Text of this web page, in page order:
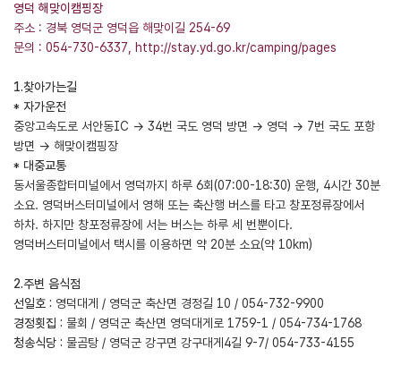
영덕 해맞이캠핑장
주소 : 경북 영덕군 영덕읍 해맞이길 254-69
문의 : 054-730-6337,
http://stay.yd.go.kr/camping/pages
1.찾아가는길
* 자가운전
중앙고속도로 서안동IC → 34번 국도 영덕 방면 → 영덕 → 7번 국도 포항
방면 → 해맞이캠핑장
* 대중교통
동서울종합터미널에서 영덕까지 하루 6회(07:00-18:30) 운행, 4시간 30분
소요. 영덕버스터미널에서 영해 또는 축산행 버스를 타고 창포정류장에서
하차. 하지만 창포정류장에 서는 버스는 하루 세 번뿐이다.
영덕버스터미널에서 택시를 이용하면 약 20분 소요(약 10km)
2.주변 음식점
선일호 : 영덕대게 / 영덕군 축산면 경정길 10 / 054-732-9900
경정횟집 : 물회 / 영덕군 축산면 영덕대게로 1759-1 / 054-734-1768
청송식당 : 물곰탕 / 영덕군 강구면 강구대게4길 9-7/ 054-733-4155